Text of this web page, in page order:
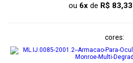
ou 6xde R$ 83,33
cores